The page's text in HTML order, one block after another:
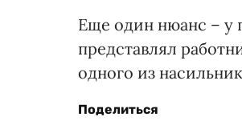
Еще один нюанс – у
представлял
одного из
Поделиться